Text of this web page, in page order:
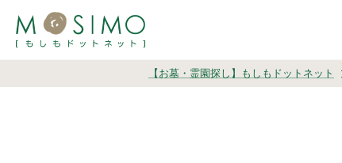
【お墓・霊園探し】もしもドットネット